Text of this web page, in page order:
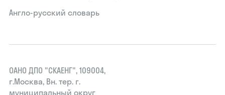
Англо-русский словарь
ОАНО ДПО "СКАЕНГ", 109004,
г.Москва, Вн. тер. г.
муниципальный округ